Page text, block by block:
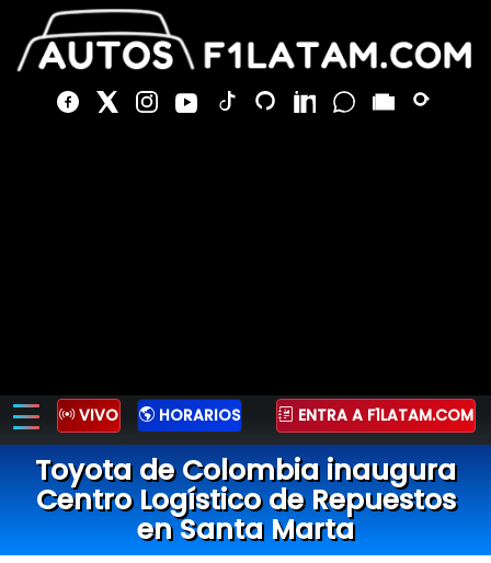
VIVO HORARIOS ENTRA A F1LATAM.COM
Toyota de Colombia inaugura
Centro Logístico de Repuestos
en Santa Marta